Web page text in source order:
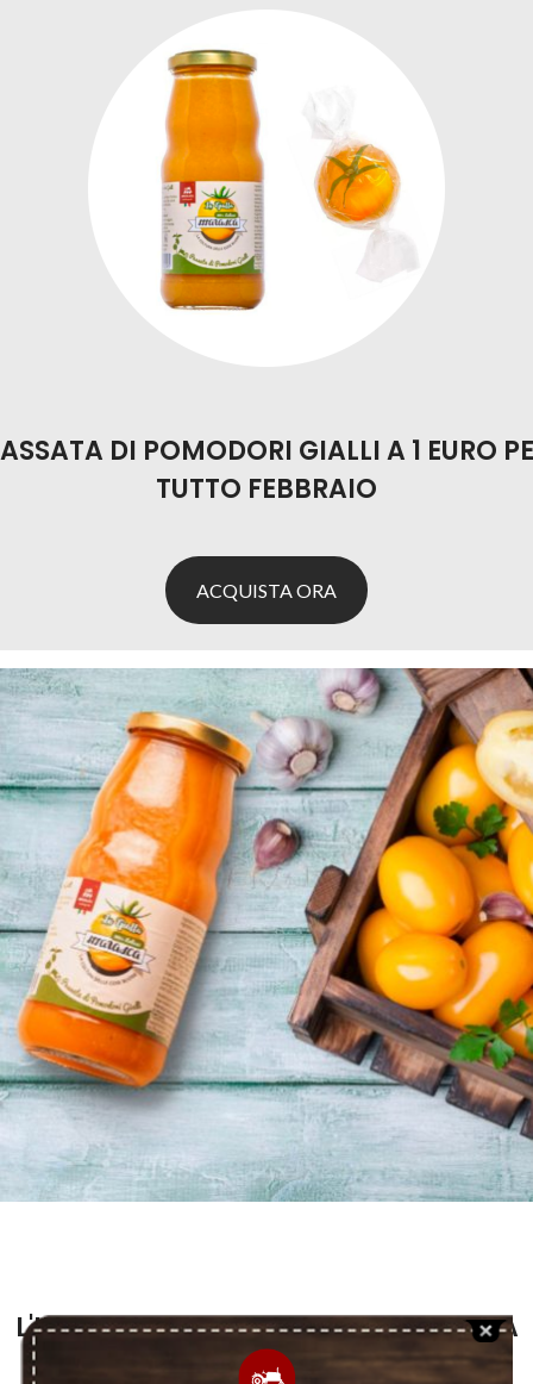
DI POMODORI GIALLI A 1 EURO
TUTTO FEBBRAIO
ACQUISTA ORA
L'INGREDIENTE CHE MANCA NELLA TUA
DISPENSA